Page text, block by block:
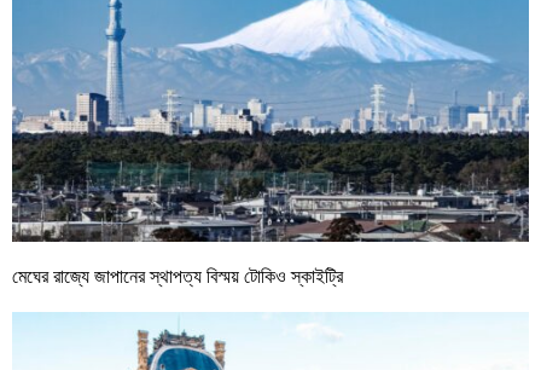
মেঘের রাজ্যে জাপানের স্থাপত্য বিস্ময় টোকিও স্কাইট্রি